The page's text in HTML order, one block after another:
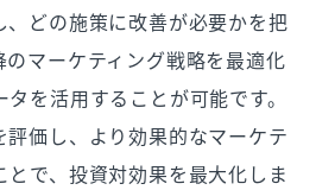
、どの施策に改善が必要かを把
マーケティング戦略を最適化
を活用することが可能です。
価し、より効果的なマーケテ
で、投資対効果を最大化しま